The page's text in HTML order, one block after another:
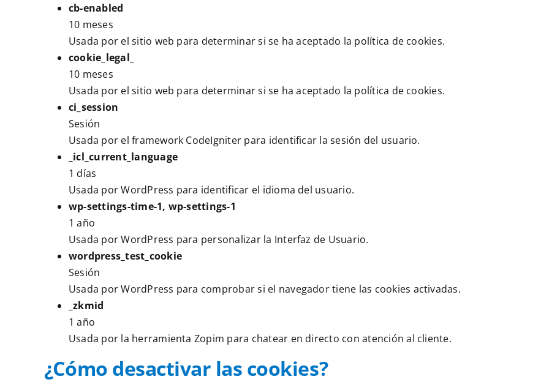
cb-enabled
10 meses
Usada por el sitio web para determinar si se ha aceptado la política de cookies.
cookie_legal_
10 meses
Usada por el sitio web para determinar si se ha aceptado la política de cookies.
ci_session
Sesión
Usada por el framework CodeIgniter para identificar la sesión del usuario.
_icl_current_language
1 días
Usada por WordPress para identificar el idioma del usuario.
wp-settings-time-1, wp-settings-1
1 año
Usada por WordPress para personalizar la Interfaz de Usuario.
wordpress_test_cookie
Sesión
Usada por WordPress para comprobar si el navegador tiene las cookies activadas.
_zkmid
1 año
Usada por la herramienta Zopim para chatear en directo con atención al cliente.
¿Cómo desactivar las cookies?